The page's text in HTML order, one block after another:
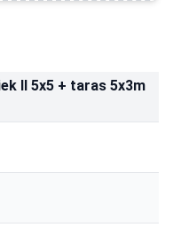
II 5x5 + taras 5x3m